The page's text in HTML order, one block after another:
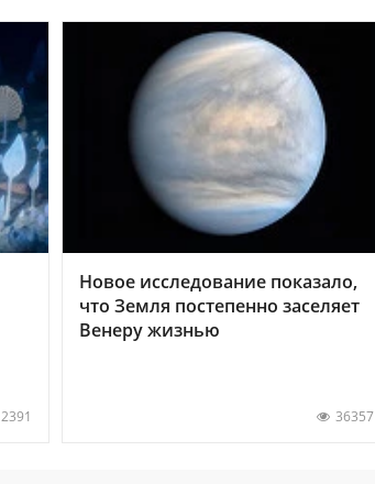
2391
Новое исследование показало,
что Земля постепенно заселяет
Венеру жизнью
36357